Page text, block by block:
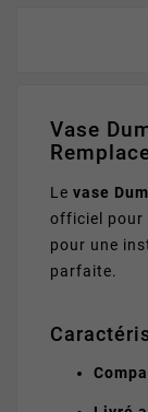
Vase
Le vase
officiel pour
pour une
parfaite.